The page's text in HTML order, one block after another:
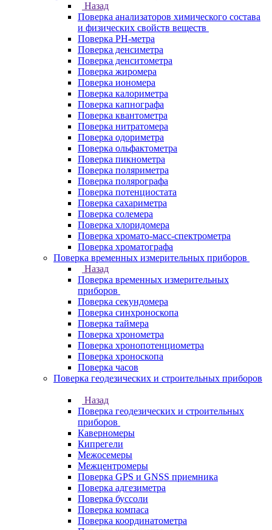
Назад
Поверка анализаторов химического состава
и физических свойств веществ
Поверка PH-метра
Поверка денсиметра
Поверка денситометра
Поверка жиромера
Поверка иономера
Поверка калориметра
Поверка капнографа
Поверка квантометра
Поверка нитратомера
Поверка одориметра
Поверка ольфактометра
Поверка пикнометра
Поверка поляриметра
Поверка полярографа
Поверка потенциостата
Поверка сахариметра
Поверка солемера
Поверка хлоридомера
Поверка хромато-масс-спектрометра
Поверка хроматографа
Поверка временных измерительных приборов
Назад
Поверка временных измерительных
приборов
Поверка секундомера
Поверка синхроноскопа
Поверка таймера
Поверка хронометра
Поверка хронопотенциометра
Поверка хроноскопа
Поверка часов
Поверка геодезических и строительных приборов
Назад
Поверка геодезических и строительных
приборов
Каверномеры
Кипрегели
Межосемеры
Межцентромеры
Поверка GPS и GNSS приемника
Поверка адгезиметра
Поверка буссоли
Поверка компаса
Поверка координатометра